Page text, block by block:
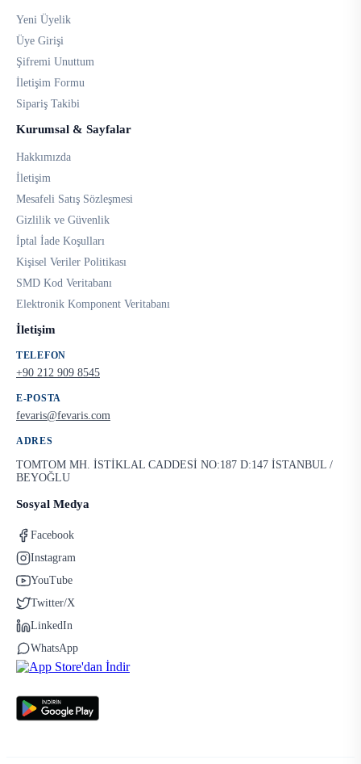
Yeni Üyelik
Üye Girişi
Şifremi Unuttum
İletişim Formu
Sipariş Takibi
Kurumsal & Sayfalar
Hakkımızda
İletişim
Mesafeli Satış Sözleşmesi
Gizlilik ve Güvenlik
İptal İade Koşulları
Kişisel Veriler Politikası
SMD Kod Veritabanı
Elektronik Komponent Veritabanı
İletişim
TELEFON
+90 212 909 8545
E-POSTA
fevaris@fevaris.com
ADRES
TOMTOM MH. İSTİKLAL CADDESİ NO:187 D:147 İSTANBUL /
BEYOĞLU
Sosyal Medya
Facebook
Instagram
YouTube
Twitter/X
LinkedIn
WhatsApp